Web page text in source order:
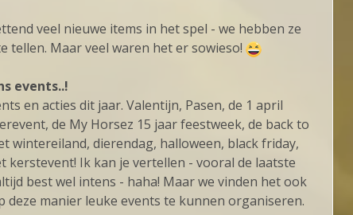
veel nieuwe items in het spel - we hebben ze
tellen. Maar veel waren het er sowieso!
events..!
en acties dit jaar. Valentijn, Pasen, de 1 april
de My Horsez 15 jaar feestweek, de back to
wintereiland, dierendag, halloween, black friday,
Ik kan je vertellen - vooral de laatste
best wel intens - haha! Maar we vinden het ook
manier leuke events te kunnen organiseren.